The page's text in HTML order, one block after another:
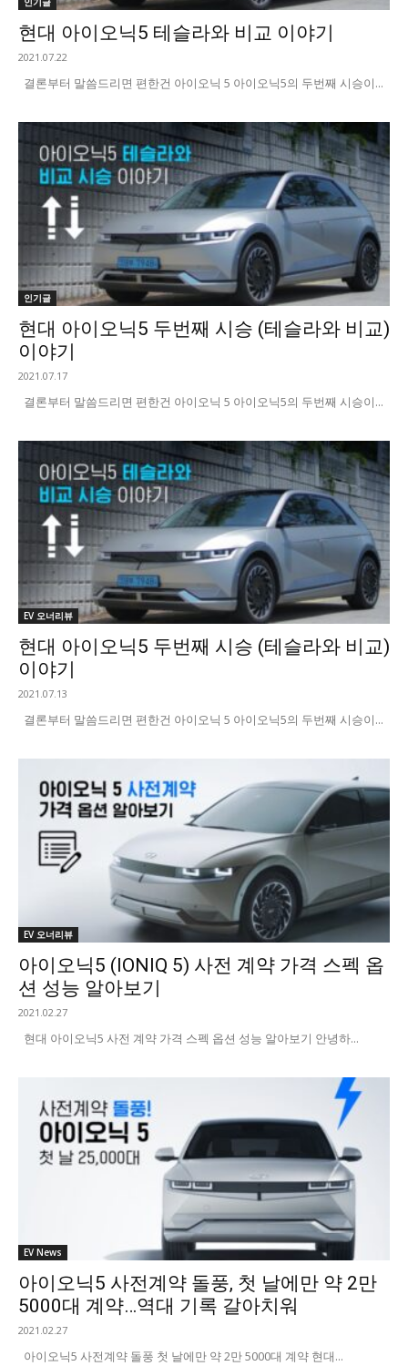
현대 아이오닉5 테슬라와 비교 이야기
2021.07.22
결론부터 말씀드리면 편한건 아이오닉 5 아이오닉5의 두번째 시승이...
인기글
현대 아이오닉5 두번째 시승 (테슬라와 비교)
이야기
2021.07.17
결론부터 말씀드리면 편한건 아이오닉 5 아이오닉5의 두번째 시승이...
EV 오너리뷰
현대 아이오닉5 두번째 시승 (테슬라와 비교)
이야기
2021.07.13
결론부터 말씀드리면 편한건 아이오닉 5 아이오닉5의 두번째 시승이...
EV 오너리뷰
아이오닉5 (IONIQ 5) 사전 계약 가격 스펙 옵
션 성능 알아보기
2021.02.27
현대 아이오닉5 사전 계약 가격 스펙 옵션 성능 알아보기 안녕하...
EV News
아이오닉5 사전계약 돌풍, 첫 날에만 약 2만
5000대 계약…역대 기록 갈아치워
2021.02.27
아이오닉5 사전계약 돌풍 첫 날에만 약 2만 5000대 계약 현대...